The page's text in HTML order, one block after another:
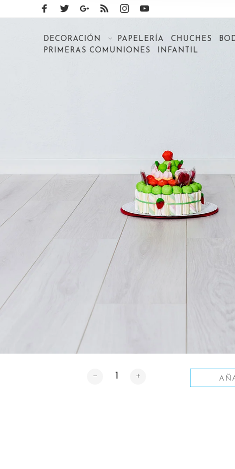
DECORACIÓN PAPELERÍA CHUCHES
PRIMERAS COMUNIONES
INFANTIL